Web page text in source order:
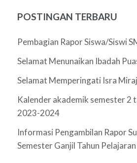
POSTINGAN TERBARU
Pembagian Rapor Siswa/Siswi
Selamat Menunaikan Ibadah
Selamat Memperingati Isra
Kalender akademik semester 2
2023-2024
Informasi Pengambilan Rapor
Semester Ganjil Tahun